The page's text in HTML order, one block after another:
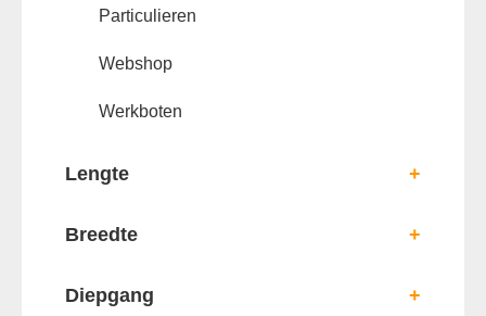
Particulieren
Webshop
Werkboten
Lengte +
Breedte +
Diepgang +